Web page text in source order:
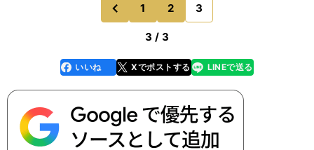
前
のページへ
1 2 3
3 / 3
faceboo
k
いいね Xでポストする
line LINEで送る